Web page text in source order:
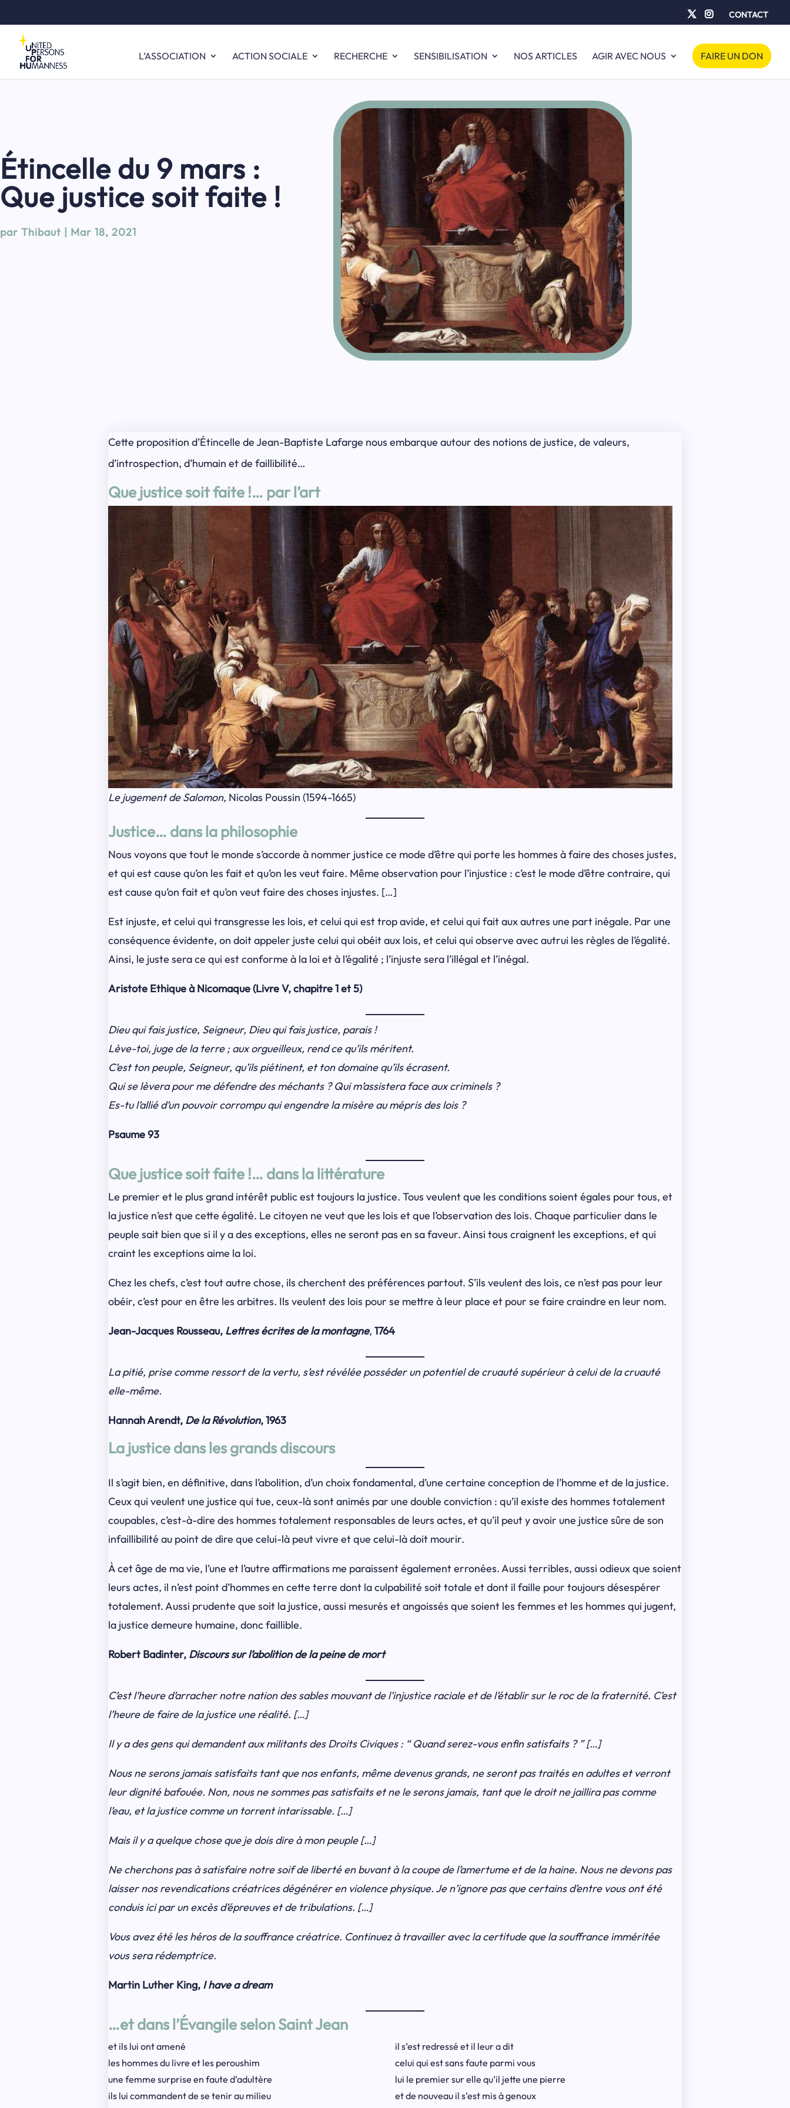
CONTACT
L’ASSOCIATION ACTION SOCIALE RECHERCHE SENSIBILISATION NOS ARTICLES AGIR AVEC NOUS FAIRE UN DON
Étincelle du 9 mars :
Que justice soit faite !
par Thibaut | Mar 18, 2021
Cette proposition d’Étincelle de Jean-Baptiste Lafarge nous embarque autour des notions de justice, de valeurs,
d’introspection, d’humain et de faillibilité…
Que justice soit faite !… par l’art
Le jugement de Salomon, Nicolas Poussin (1594-1665)
Justice… dans la philosophie
Nous voyons que tout le monde s’accorde à nommer justice ce mode d’être qui porte les hommes à faire des choses justes,
et qui est cause qu’on les fait et qu’on les veut faire. Même observation pour l’injustice : c’est le mode d’être contraire, qui
est cause qu’on fait et qu’on veut faire des choses injustes. […]
Est injuste, et celui qui transgresse les lois, et celui qui est trop avide, et celui qui fait aux autres une part inégale. Par une
conséquence évidente, on doit appeler juste celui qui obéit aux lois, et celui qui observe avec autrui les règles de l’égalité.
Ainsi, le juste sera ce qui est conforme à la loi et à l’égalité ; l’injuste sera l’illégal et l’inégal.
Aristote Ethique à Nicomaque (Livre V, chapitre 1 et 5)
Dieu qui fais justice, Seigneur, Dieu qui fais justice, parais !
Lève-toi, juge de la terre ; aux orgueilleux, rend ce qu’ils méritent.
C’est ton peuple, Seigneur, qu’ils piétinent, et ton domaine qu’ils écrasent.
Qui se lèvera pour me défendre des méchants ? Qui m’assistera face aux criminels ?
Es-tu l’allié d’un pouvoir corrompu qui engendre la misère au mépris des lois ?
Psaume 93
Que justice soit faite !… dans la littérature
Le premier et le plus grand intérêt public est toujours la justice. Tous veulent que les conditions soient égales pour tous, et
la justice n’est que cette égalité. Le citoyen ne veut que les lois et que l’observation des lois. Chaque particulier dans le
peuple sait bien que si il y a des exceptions, elles ne seront pas en sa faveur. Ainsi tous craignent les exceptions, et qui
craint les exceptions aime la loi.
Chez les chefs, c’est tout autre chose, ils cherchent des préférences partout. S’ils veulent des lois, ce n’est pas pour leur
obéir, c’est pour en être les arbitres. Ils veulent des lois pour se mettre à leur place et pour se faire craindre en leur nom.
Jean-Jacques Rousseau, Lettres écrites de la montagne,1764
La pitié, prise comme ressort de la vertu, s’est révélée posséder un potentiel de cruauté supérieur à celui de la cruauté
elle-même.
Hannah Arendt, De la Révolution, 1963
La justice dans les grands discours
Il s’agit bien, en définitive, dans l’abolition, d’un choix fondamental, d’une certaine conception de l’homme et de la justice.
Ceux qui veulent une justice qui tue, ceux-là sont animés par une double conviction : qu’il existe des hommes totalement
coupables, c’est-à-dire des hommes totalement responsables de leurs actes, et qu’il peut y avoir une justice sûre de son
infaillibilité au point de dire que celui-là peut vivre et que celui-là doit mourir.
À cet âge de ma vie, l’une et l’autre affirmations me paraissent également erronées. Aussi terribles, aussi odieux que soient
leurs actes, il n’est point d’hommes en cette terre dont la culpabilité soit totale et dont il faille pour toujours désespérer
totalement. Aussi prudente que soit la justice, aussi mesurés et angoissés que soient les femmes et les hommes qui jugent,
la justice demeure humaine, donc faillible.
Robert Badinter, Discours sur l’abolition de la peine de mort
C’est l’heure d’arracher notre nation des sables mouvant de l’injustice raciale et de l’établir sur le roc de la fraternité. C’est
l’heure de faire de la justice une réalité. […]
Il y a des gens qui demandent aux militants des Droits Civiques : “ Quand serez-vous enfin satisfaits ? ” […]
Nous ne serons jamais satisfaits tant que nos enfants, même devenus grands, ne seront pas traités en adultes et verront
leur dignité bafouée. Non, nous ne sommes pas satisfaits et ne le serons jamais, tant que le droit ne jaillira pas comme
l’eau, et la justice comme un torrent intarissable. […]
Mais il y a quelque chose que je dois dire à mon peuple […]
Ne cherchons pas à satisfaire notre soif de liberté en buvant à la coupe de l’amertume et de la haine. Nous ne devons pas
laisser nos revendications créatrices dégénérer en violence physique. Je n’ignore pas que certains d’entre vous ont été
conduis ici par un excès d’épreuves et de tribulations. […]
Vous avez été les héros de la souffrance créatrice. Continuez à travailler avec la certitude que la souffrance imméritée
vous sera rédemptrice.
Martin Luther King, I have a dream
…et dans l’Évangile selon Saint Jean
et ils lui ont amené
les hommes du livre et les peroushim
une femme surprise en faute d’adultère
ils lui commandent de se tenir au milieu
il s’est redressé et il leur a dit
celui qui est sans faute parmi vous
lui le premier sur elle qu’il jette une pierre
et de nouveau il s’est mis à genoux